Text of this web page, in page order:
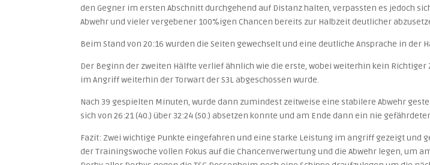
den Gegner im ersten Abschnitt durchgehend auf Distanz halten, verpassten es jedoch
Abwehr und vieler vergebener 100%igen Chancen bereits zur Halbzeit deutlicher
Beim Stand von 20:16 wurden die Seiten gewechselt und eine deutliche Ansprache in der
Der Beginn der zweiten Hälfte verlief ähnlich wie die erste, wobei weiterhin kein Richtiger
im Angriff weiterhin der Torwart der S3L abgeschossen wurde.
Nach 39 gespielten Minuten, wurde dann zumindest zeitweise eine stabilere Abwehr
sich von 26:21 (40.) über 32:24 (50.) absetzen konnte und am Ende dann ein nie
Fazit: Zwei wichtige Punkte eingefahren und eine starke Leistung im angriff gezeigt und
der Trainingswoche vollen Fokus auf die Chancenverwertung und die Abwehr legen, um